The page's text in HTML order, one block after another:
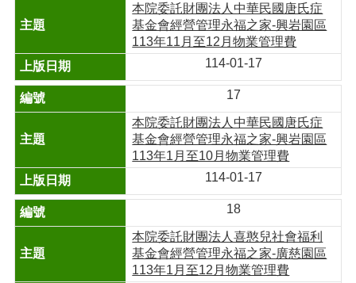
本院委託財團法人中華民國唐氏症
基金會經營管理永福之家-興岩園區
113年11月至12月物業管理費
114-01-17
17
本院委託財團法人中華民國唐氏症
基金會經營管理永福之家-興岩園區
113年1月至10月物業管理費
114-01-17
18
本院委託財團法人喜憨兒社會福利
基金會經營管理永福之家-廣慈園區
113年1月至12月物業管理費